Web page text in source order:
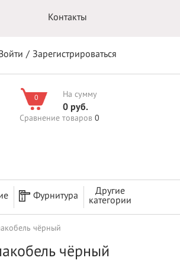
Контакты
/ Зарегистрироваться
0 На сумму
0 руб.
Сравнение товаров 0
Фурнитура
Другие
категории
чёрный
чёрный